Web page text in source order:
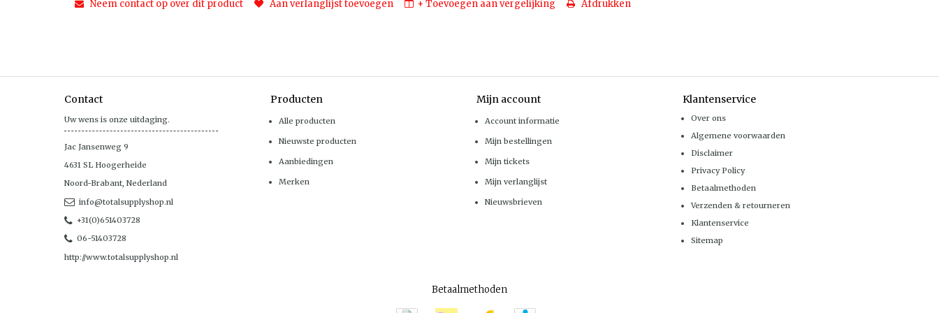
Neem contact op over dit product Aan verlanglijst toevoegen + Toevoegen aan vergelijking Afdrukken
Contact
Uw wens is onze uitdaging.
Jac Jansenweg 9
4631 SL Hoogerheide
Noord-Brabant, Nederland
info@totalsupplyshop.nl
+31(0)651403728
06-51403728
http://www.totalsupplyshop.nl
Producten
Alle producten
Nieuwste producten
Aanbiedingen
Merken
Mijn account
Account informatie
Mijn bestellingen
Mijn tickets
Mijn verlanglijst
Nieuwsbrieven
Klantenservice
Over ons
Algemene voorwaarden
Disclaimer
Privacy Policy
Betaalmethoden
Verzenden & retourneren
Klantenservice
Sitemap
Betaalmethoden